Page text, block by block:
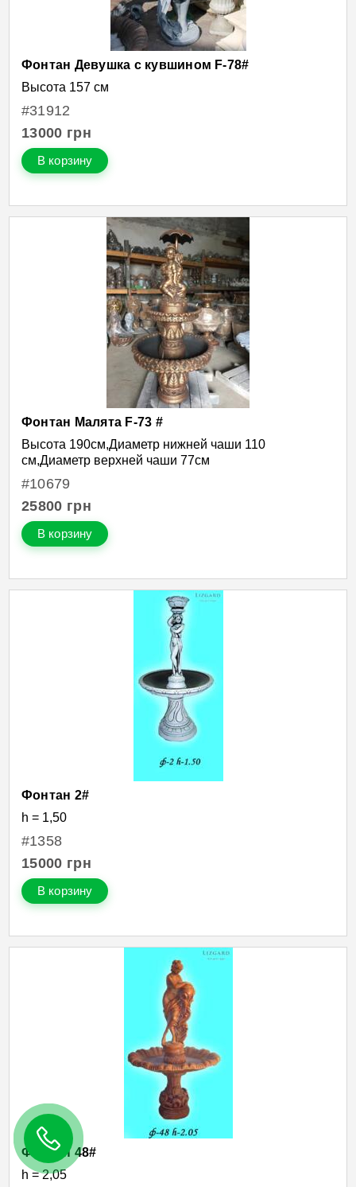
Фонтан Девушка с кувшином F-78#
Высота 157 см
#31912
13000 грн
В корзину
Фонтан Малята F-73 #
Высота 190см,Диаметр нижней чаши 110
см,Диаметр верхней чаши 77см
#10679
25800 грн
В корзину
Фонтан 2#
h = 1,50
#1358
15000 грн
В корзину
Фонтан 48#
h = 2,05